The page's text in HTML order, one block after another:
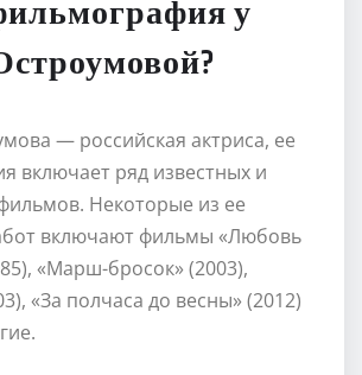
у
— российская актриса, ее
включает ряд известных и
Некоторые из ее
включают фильмы «Любовь
«Марш-бросок» (2003),
«За полчаса до весны» (2012)